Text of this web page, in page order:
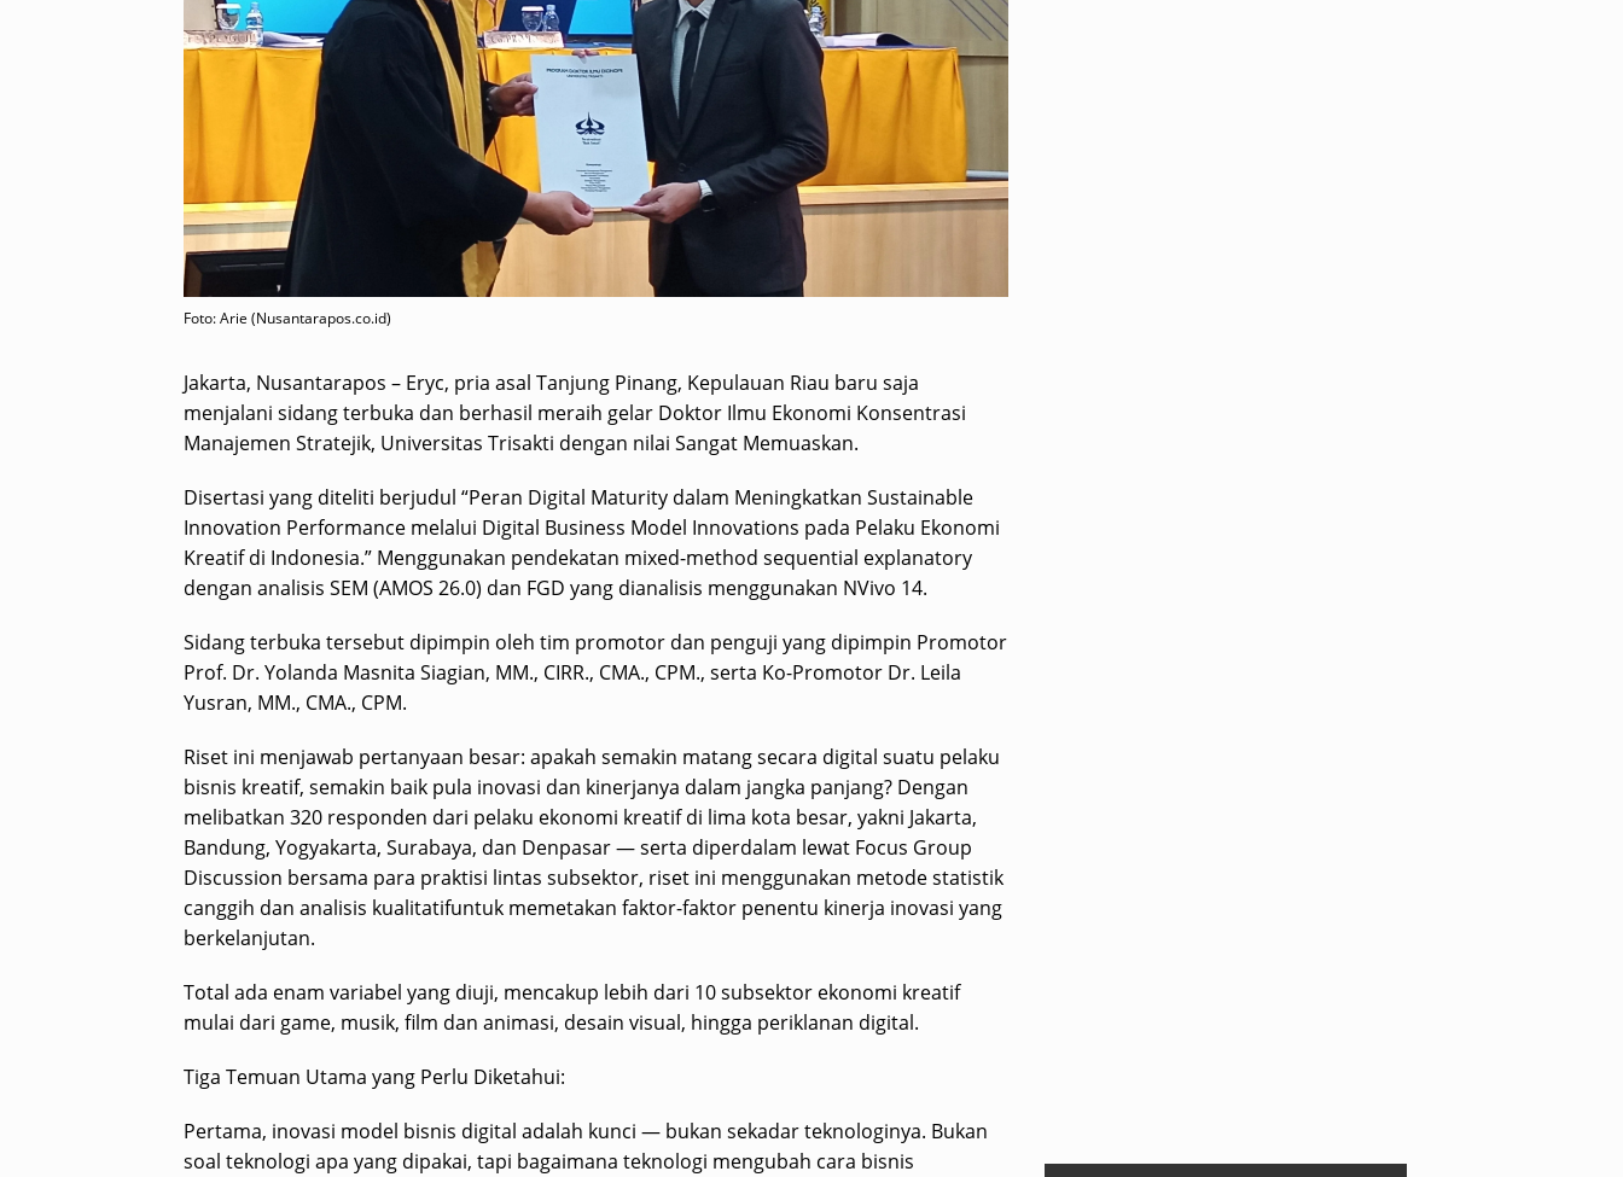
Foto: Arie (Nusantarapos.co.id)
Jakarta, Nusantarapos – Eryc, pria asal Tanjung Pinang, Kepulauan Riau baru saja
menjalani sidang terbuka dan berhasil meraih gelar Doktor Ilmu Ekonomi Konsentrasi
Manajemen Stratejik, Universitas Trisakti dengan nilai Sangat Memuaskan.
Disertasi yang diteliti berjudul “Peran Digital Maturity dalam Meningkatkan Sustainable
Innovation Performance melalui Digital Business Model Innovations pada Pelaku Ekonomi
Kreatif di Indonesia.” Menggunakan pendekatan mixed-method sequential explanatory
dengan analisis SEM (AMOS 26.0) dan FGD yang dianalisis menggunakan NVivo 14.
Sidang terbuka tersebut dipimpin oleh tim promotor dan penguji yang dipimpin Promotor
Prof. Dr. Yolanda Masnita Siagian, MM., CIRR., CMA., CPM., serta Ko-Promotor Dr. Leila
Yusran, MM., CMA., CPM.
Riset ini menjawab pertanyaan besar: apakah semakin matang secara digital suatu pelaku
bisnis kreatif, semakin baik pula inovasi dan kinerjanya dalam jangka panjang? Dengan
melibatkan 320 responden dari pelaku ekonomi kreatif di lima kota besar, yakni Jakarta,
Bandung, Yogyakarta, Surabaya, dan Denpasar — serta diperdalam lewat Focus Group
Discussion bersama para praktisi lintas subsektor, riset ini menggunakan metode statistik
canggih dan analisis kualitatifuntuk memetakan faktor-faktor penentu kinerja inovasi yang
berkelanjutan.
Total ada enam variabel yang diuji, mencakup lebih dari 10 subsektor ekonomi kreatif
mulai dari game, musik, film dan animasi, desain visual, hingga periklanan digital.
Tiga Temuan Utama yang Perlu Diketahui:
Pertama, inovasi model bisnis digital adalah kunci — bukan sekadar teknologinya. Bukan
soal teknologi apa yang dipakai, tapi bagaimana teknologi mengubah cara bisnis